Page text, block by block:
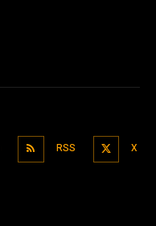
RSS X